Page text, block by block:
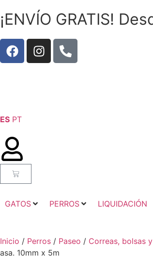
¡ENVÍO GRATIS!
ES PT
GATOS PERROS LIQUIDACIÓN
Inicio / Perros / Paseo / Correas, bolsas
asa. 10mm x 5m